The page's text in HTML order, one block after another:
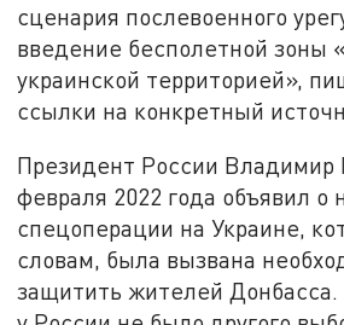
сценария послевоенного
введение бесполетной зоны
украинской территорией»,
ссылки на конкретный
Президент России Владимир
февраля 2022 года объявил о
спецоперации на Украине,
словам, была вызвана
защитить жителей